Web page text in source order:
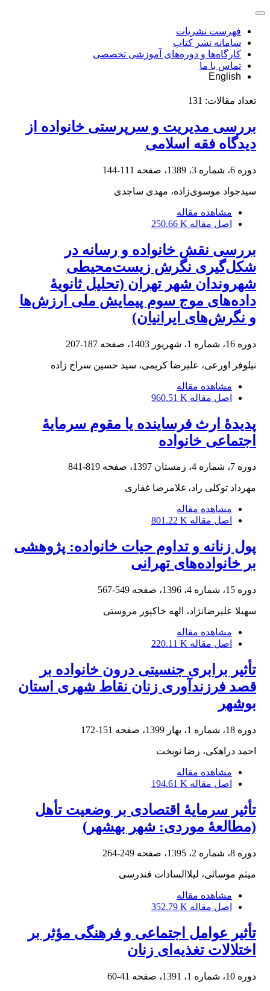
فهرست نشریات
سامانه نشر کتاب
کارگاه‌ها و دوره‌های آموزشی تخصصی
تماس با ما
English
تعداد مقالات: 131
بررسی مدیریت و سرپرستی خانواده از
دیدگاه فقه اسلامی
دوره 6، شماره 3، 1389، صفحه 111-144
سیدجواد موسوی‌زاده، مهدی ساجدی
مشاهده مقاله
اصل مقاله 250.66 K
بررسی نقش خانواده و رسانه در
شکل‌گیری نگرش زیست‌محیطی
شهروندان شهر تهران (تحلیل ثانویۀ
داده‌های موج سوم پیمایش ملی ارزش‌ها
و نگرش‌های ایرانیان)
دوره 16، شماره 1، شهریور 1403، صفحه 187-207
نیلوفر اورعی، علیرضا کریمی، سید حسین سراج زاده
مشاهده مقاله
اصل مقاله 960.51 K
پدیدۀ ارث فرساینده یا مقوم سرمایۀ
اجتماعی خانواده
دوره 7، شماره 4، زمستان 1397، صفحه 819-841
مهرداد توکلی راد، غلامرضا غفاری
مشاهده مقاله
اصل مقاله 801.22 K
پول زنانه و تداوم حیات خانواده: پژوهشی
بر خانواده‌های تهرانی
دوره 15، شماره 4، 1396، صفحه 549-567
سهیلا علیرضانژاد، الهه خاکپور مروستی
مشاهده مقاله
اصل مقاله 220.11 K
تأثیر برابری جنسیتی درون خانواده بر
قصد فرزندآوری زنان نقاط شهری استان
بوشهر
دوره 18، شماره 1، بهار 1399، صفحه 151-172
احمد دراهکی، رضا نوبخت
مشاهده مقاله
اصل مقاله 194.61 K
تأثیر سرمایۀ اقتصادی بر وضعیت تأهل
(مطالعۀ موردی: شهر بهشهر)
دوره 8، شماره 2، 1395، صفحه 249-264
میثم موسائی، لیلاالسادات فندرسی
مشاهده مقاله
اصل مقاله 352.79 K
تأثیر عوامل اجتماعی و فرهنگی مؤثر بر
اختلالات تغذیه‌ای زنان
دوره 10، شماره 1، 1391، صفحه 41-60